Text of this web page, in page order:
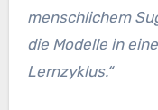
menschlichem
die Modelle in
Lernzyklus.“